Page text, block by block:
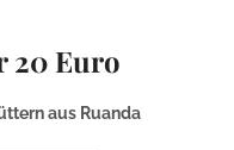
20 Euro
aus Ruanda